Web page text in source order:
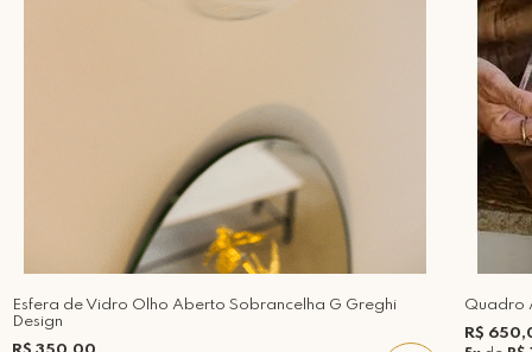
Esfera de Vidro Olho Aberto Sobrancelha G Greghi
Design
Quadro
R$